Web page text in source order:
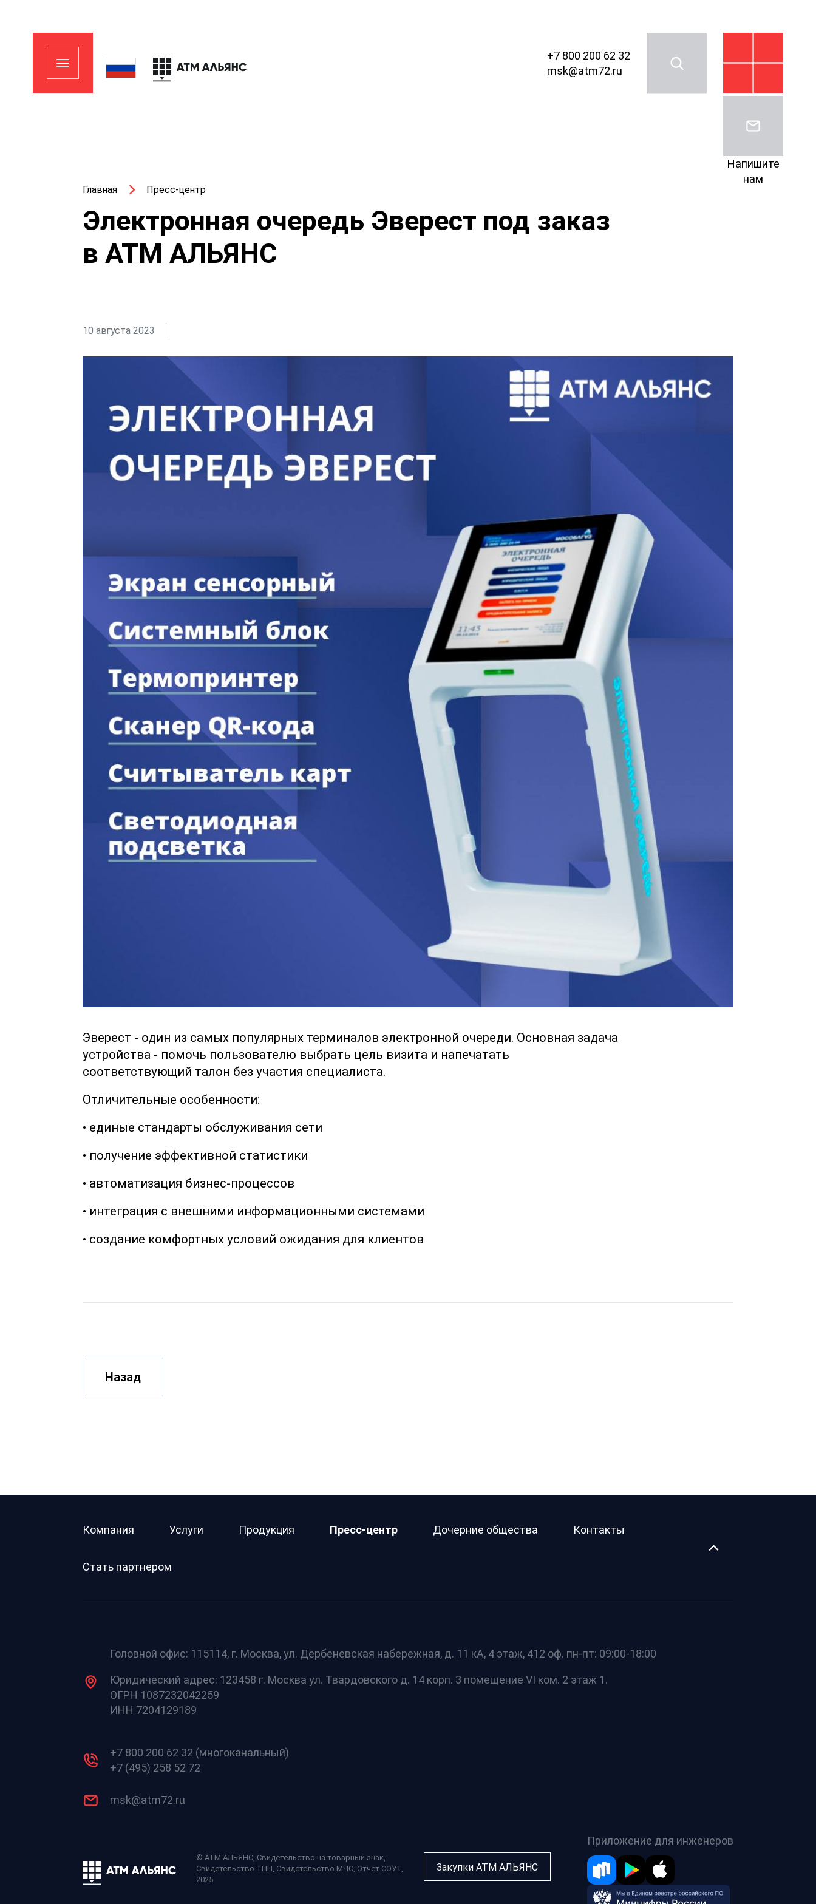
+7 800 200 62 32
msk@atm72.ru
Напишите
нам
Главная Пресс-центр
Электронная очередь Эверест под заказ
в АТМ АЛЬЯНС
10 августа 2023
Эверест - один из самых популярных терминалов электронной очереди. Основная задача
устройства - помочь пользователю выбрать цель визита и напечатать
соответствующий талон без участия специалиста.
Отличительные особенности:
• единые стандарты обслуживания сети
• получение эффективной статистики
• автоматизация бизнес-процессов
• интеграция с внешними информационными системами
• создание комфортных условий ожидания для клиентов
Назад
Компания Услуги Продукция Пресс-центр Дочерние общества Контакты
Стать партнером
Головной офис: 115114, г. Москва, ул. Дербеневская набережная, д. 11 кА, 4 этаж, 412 оф. пн-пт: 09:00-18:00
Юридический адрес: 123458 г. Москва ул. Твардовского д. 14 корп. 3 помещение VI ком. 2 этаж 1.
ОГРН 1087232042259
ИНН 7204129189
+7 800 200 62 32 (многоканальный)
+7 (495) 258 52 72
msk@atm72.ru
© АТМ АЛЬЯНС, Свидетельство на товарный знак
Свидетельство ТПП Свидетельство МЧС Отчет СОУТ
2025
Закупки АТМ АЛЬЯНС
Приложение для инженеров